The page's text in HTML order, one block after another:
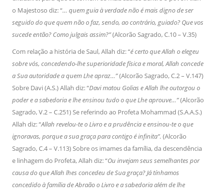
o Majestoso diz: “… quem guia à verdade não é mais digno de ser
seguido do que quem não o faz, sendo, ao contrário, guiado? Que vos
sucede então? Como julgais assim?”(Alcorão Sagrado, C.10 – V.35)
Com relação a história de Saul, Allah diz: “é certo que Allah o elegeu
sobre vós, concedendo-lhe superioridade física e moral, Allah concede
a Sua autoridade a quem Lhe apraz…”(Alcorão Sagrado, C.2 – V.147)
Sobre Davi (A.S.) Allah diz: “Davi matou Golias e Allah lhe outorgou o
poder e a sabedoria e lhe ensinou tudo o que Lhe aprouve…”(Alcorão
Sagrado, V.2 – C.251) Se referindo ao Profeta Mohammad (S.A.A.S.)
Allah diz: “Allah revelou-te o Livro e a prudência e ensinou-te o que
ignoravas, porque a sua graça para contigo é infinita”. (Alcorão
Sagrado, C.4 – V.113) Sobre os imames da família, da descendência
e linhagem do Profeta, Allah diz: “Ou invejam seus semelhantes por
causa do que Allah lhes concedeu de Sua graça? Já tínhamos
concedido à família de Abraão o Livro e a sabedoria além de lhe